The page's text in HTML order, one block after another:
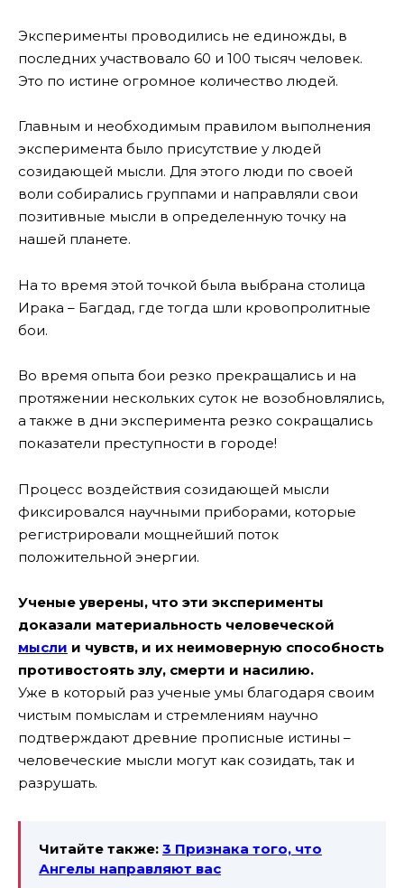
Эксперименты проводились не единожды, в
последних участвовало 60 и 100 тысяч человек.
Это по истине огромное количество людей.
Главным и необходимым правилом выполнения
эксперимента было присутствие у людей
созидающей мысли. Для этого люди по своей
воли собирались группами и направляли свои
позитивные мысли в определенную точку на
нашей планете.
На то время этой точкой была выбрана столица
Ирака – Багдад, где тогда шли кровопролитные
бои.
Во время опыта бои резко прекращались и на
протяжении нескольких суток не возобновлялись,
а также в дни эксперимента резко сокращались
показатели преступности в городе!
Процесс воздействия созидающей мысли
фиксировался научными приборами, которые
регистрировали мощнейший поток
положительной энергии.
Ученые уверены, что эти эксперименты
доказали материальность человеческой
мысли и чувств, и их неимоверную способность
противостоять злу, смерти и насилию.
Уже в который раз ученые умы благодаря своим
чистым помыслам и стремлениям научно
подтверждают древние прописные истины –
человеческие мысли могут как созидать, так и
разрушать.
Читайте также: 3 Признака того, что
Ангелы направляют вас